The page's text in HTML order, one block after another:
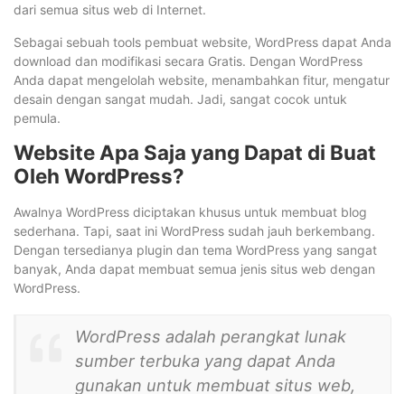
dari semua situs web di Internet.
Sebagai sebuah tools pembuat website, WordPress dapat Anda
download dan modifikasi secara Gratis. Dengan WordPress
Anda dapat mengelolah website, menambahkan fitur, mengatur
desain dengan sangat mudah. Jadi, sangat cocok untuk
pemula.
Website Apa Saja yang Dapat di Buat
Oleh WordPress?
Awalnya WordPress diciptakan khusus untuk membuat blog
sederhana. Tapi, saat ini WordPress sudah jauh berkembang.
Dengan tersedianya plugin dan tema WordPress yang sangat
banyak, Anda dapat membuat semua jenis situs web dengan
WordPress.
WordPress adalah perangkat lunak
sumber terbuka yang dapat Anda
gunakan untuk membuat situs web,